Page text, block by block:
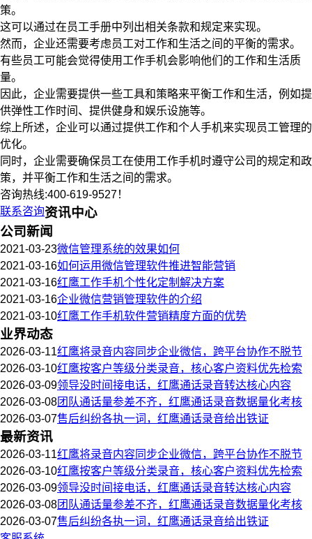
策。
这可以通过在员工手册中列出相关条款和规定来实现。
然而，企业还需要考虑员工对工作和生活之间的平衡的需求。
有些员工可能会觉得使用工作手机会影响他们的工作和生活质
量。
因此，企业需要提供一些工具和策略来平衡工作和生活，例如提
供弹性工作时间、提供健身和娱乐设施等。
综上所述，企业可以通过提供工作和个人手机来实现员工管理的
优化。
同时，企业需要确保员工在使用工作手机时遵守公司的规定和政
策，并平衡工作和生活之间的需求。
咨询热线:400-619-9527！
联系咨询资讯中心
公司新闻
2021-03-23微信管理系统的效果如何
2021-03-16如何运用微信管理软件推进智能营销
2021-03-16红鹰工作手机个性化定制解决方案
2021-03-16企业微信营销管理软件的介绍
2021-03-10红鹰工作手机软件营销精度方面的优势
业界动态
2026-03-11红鹰将录音内容同步企业微信，跨平台协作不脱节
2026-03-10红鹰按客户等级分类录音，核心客户资料优先检索
2026-03-09领导没时间接电话，红鹰通话录音转达核心内容
2026-03-08团队通话量参差不齐，红鹰通话录音数据量化考核
2026-03-07售后纠纷各执一词，红鹰通话录音给出铁证
最新资讯
2026-03-11红鹰将录音内容同步企业微信，跨平台协作不脱节
2026-03-10红鹰按客户等级分类录音，核心客户资料优先检索
2026-03-09领导没时间接电话，红鹰通话录音转达核心内容
2026-03-08团队通话量参差不齐，红鹰通话录音数据量化考核
2026-03-07售后纠纷各执一词，红鹰通话录音给出铁证